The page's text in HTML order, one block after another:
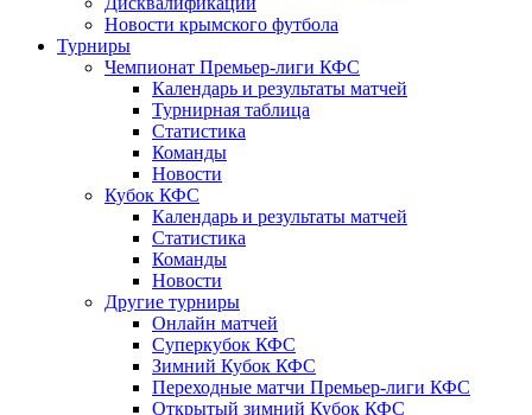
Новости крымского футбола
Турниры
Чемпионат Премьер-лиги КФС
Календарь и результаты матчей
Турнирная таблица
Статистика
Команды
Новости
Кубок КФС
Календарь и результаты матчей
Статистика
Команды
Новости
Другие турниры
Онлайн матчей
Суперкубок КФС
Зимний Кубок КФС
Переходные матчи Премьер-лиги КФС
Открытый зимний Кубок КФС